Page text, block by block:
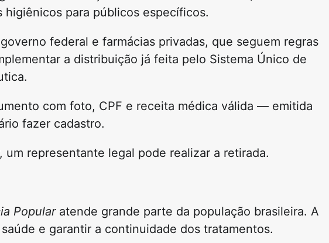
para públicos específicos.
federal e farmácias privadas, que seguem regras
a distribuição já feita pelo Sistema Único de
com foto, CPF e receita médica válida — emitida
fazer cadastro.
representante legal pode realizar a retirada.
Popularatende grande parte da população brasileira. A
e garantir a continuidade dos tratamentos.